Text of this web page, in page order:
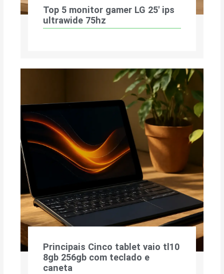
Top 5 monitor gamer LG 25′ ips
ultrawide 75hz
Principais Cinco tablet vaio tl10
8gb 256gb com teclado e
caneta